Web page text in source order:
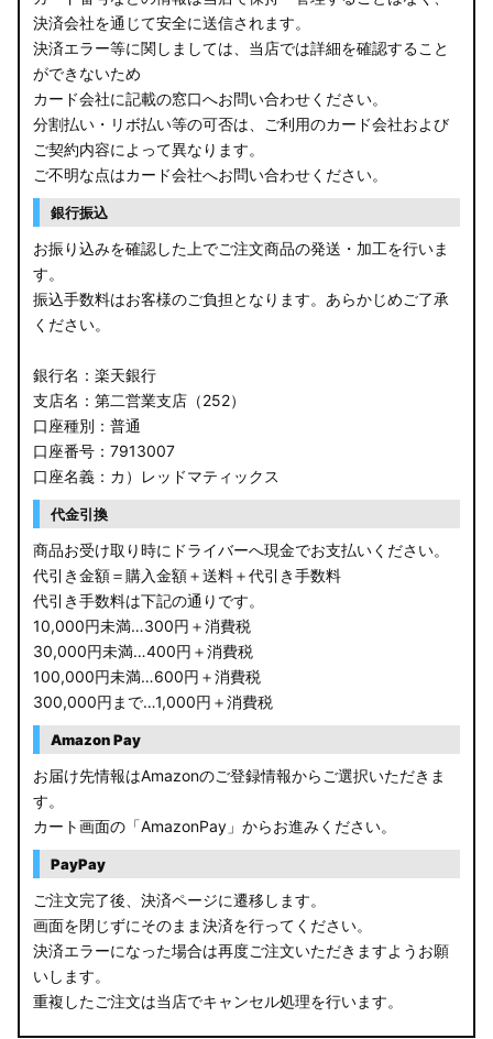
決済会社を通じて安全に送信されます。
決済エラー等に関しましては、当店では詳細を確認すること
ができないため
カード会社に記載の窓口へお問い合わせください。
分割払い・リボ払い等の可否は、ご利用のカード会社および
ご契約内容によって異なります。
ご不明な点はカード会社へお問い合わせください。
銀行振込
お振り込みを確認した上でご注文商品の発送・加工を行いま
す。
振込手数料はお客様のご負担となります。あらかじめご了承
ください。
銀行名：楽天銀行
支店名：第二営業支店（252）
口座種別：普通
口座番号：7913007
口座名義：カ）レッドマティックス
代金引換
商品お受け取り時にドライバーへ現金でお支払いください。
代引き金額＝購入金額＋送料＋代引き手数料
代引き手数料は下記の通りです。
10,000円未満…300円＋消費税
30,000円未満…400円＋消費税
100,000円未満…600円＋消費税
300,000円まで…1,000円＋消費税
Amazon Pay
お届け先情報はAmazonのご登録情報からご選択いただきま
す。
カート画面の「AmazonPay」からお進みください。
PayPay
ご注文完了後、決済ページに遷移します。
画面を閉じずにそのまま決済を行ってください。
決済エラーになった場合は再度ご注文いただきますようお願
いします。
重複したご注文は当店でキャンセル処理を行います。